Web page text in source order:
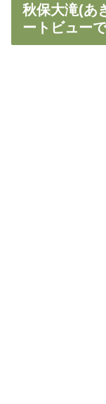
秋保大滝(あ
ートビュー